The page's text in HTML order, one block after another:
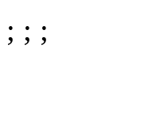
; ; ;